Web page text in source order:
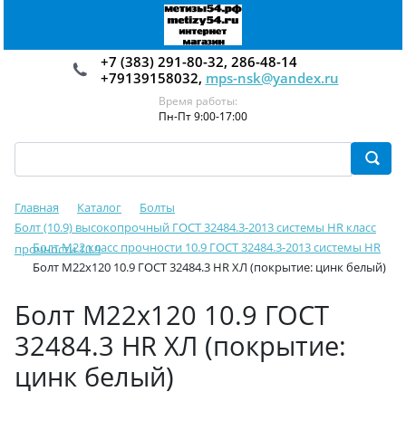
+7 (383) 291-80-32, 286-48-14
+79139158032, mps-nsk@yandex.ru
Время работы:
Пн-Пт 9:00-17:00
Главная Каталог
Болты
Болт (10.9) высокопрочный ГОСТ 32484.3-2013 системы HR класс
прочности 10.9
Болт М22 класс прочности 10.9 ГОСТ 32484.3-2013 системы HR
Болт М22х120 10.9 ГОСТ 32484.3 HR ХЛ (покрытие: цинк белый)
Болт М22х120 10.9 ГОСТ
32484.3 HR ХЛ (покрытие:
цинк белый)